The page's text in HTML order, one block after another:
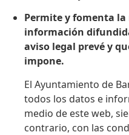
Permite y fomenta
información
aviso legal prevé y
impone.
El Ayuntamiento de
todos los datos e
medio de este web,
contrario, con las